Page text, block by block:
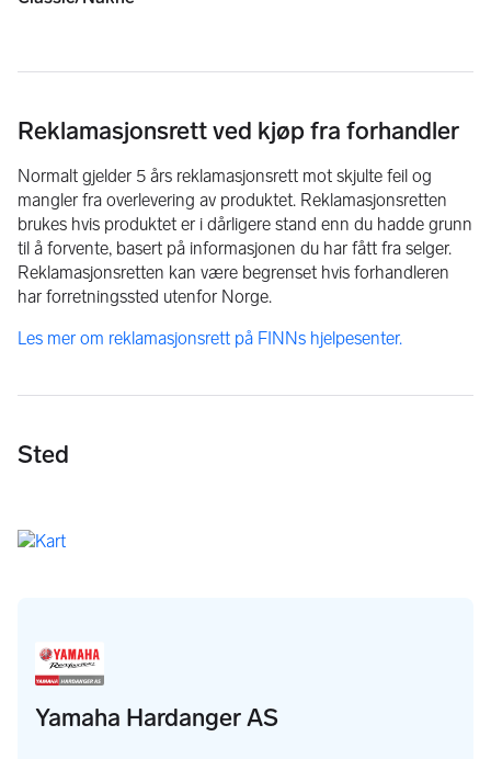
Reklamasjonsrett ved kjøp fra forhandler
Normalt gjelder 5 års reklamasjonsrett mot skjulte feil og
mangler fra overlevering av produktet. Reklamasjonsretten
brukes hvis produktet er i dårligere stand enn du hadde grunn
til å forvente, basert på informasjonen du har fått fra selger.
Reklamasjonsretten kan være begrenset hvis forhandleren
har forretningssted utenfor Norge.
Les mer om reklamasjonsrett på FINNs hjelpesenter.
Sted
Yamaha Hardanger AS